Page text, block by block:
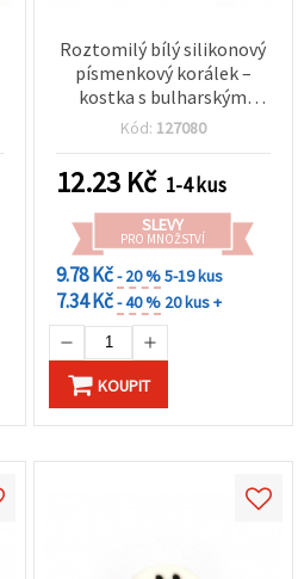
Roztomilý bílý silikonový
písmenkový korálek –
kostka s bulharským
písmenem „У“, 12x12 mm,
jedinečný kousek pro
personalizované šperky a
DIY projekty
Kód: 127080
12.23 Kč 1-4 kus
SLEVY
PRO MNOŽSTVÍ
9.78 Kč- 20 %5-19 kus
7.34 Kč- 40 % 20 kus +
KOUPIT